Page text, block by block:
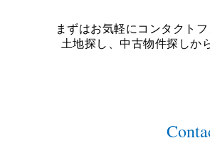
まずはお気軽にコンタクト
土地探し、中古物件探しか